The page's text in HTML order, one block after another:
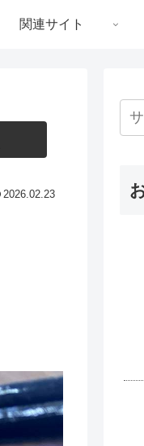
関連サイト
2026.02.23